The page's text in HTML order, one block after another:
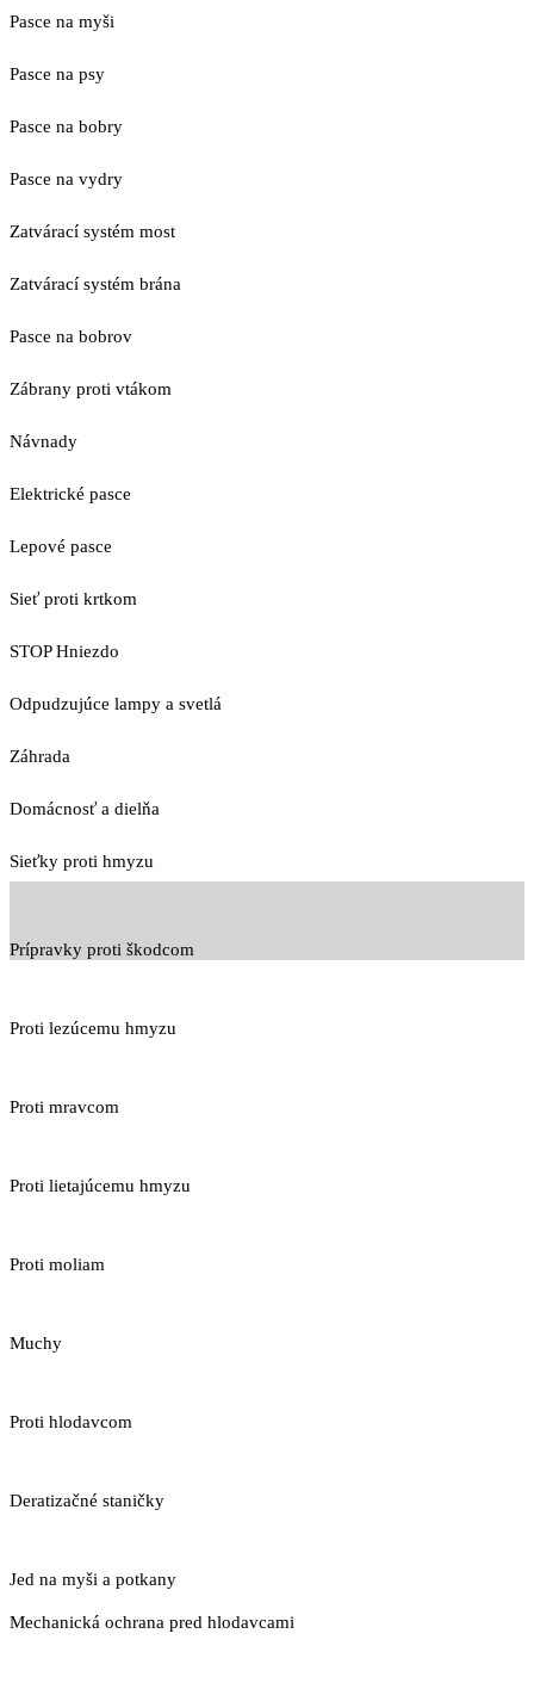
Pasce na myši
Pasce na psy
Pasce na bobry
Pasce na vydry
Zatvárací systém most
Zatvárací systém brána
Pasce na bobrov
Zábrany proti vtákom
Návnady
Elektrické pasce
Lepové pasce
Sieť proti krtkom
STOP Hniezdo
Odpudzujúce lampy a svetlá
Záhrada
Domácnosť a dielňa
Sieťky proti hmyzu
Prípravky proti škodcom
Proti lezúcemu hmyzu
Proti mravcom
Proti lietajúcemu hmyzu
Proti moliam
Muchy
Proti hlodavcom
Deratizačné staničky
Jed na myši a potkany
Mechanická ochrana pred hlodavcami